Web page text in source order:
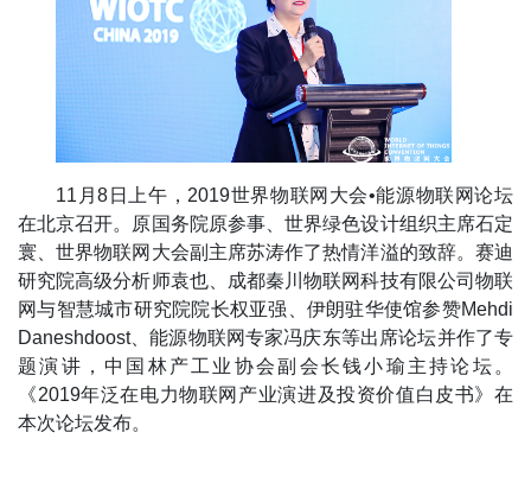
11月8日上午，2019世界物联网大会•能源物联网论坛
在北京召开。原国务院原参事、世界绿色设计组织主席石定
寰、世界物联网大会副主席苏涛作了热情洋溢的致辞。赛迪
研究院高级分析师袁也、成都秦川物联网科技有限公司物联
网与智慧城市研究院院长权亚强、伊朗驻华使馆参赞Mehdi
Daneshdoost、能源物联网专家冯庆东等出席论坛并作了专
题演讲，中国林产工业协会副会长钱小瑜主持论坛。
《2019年泛在电力物联网产业演进及投资价值白皮书》在
本次论坛发布。